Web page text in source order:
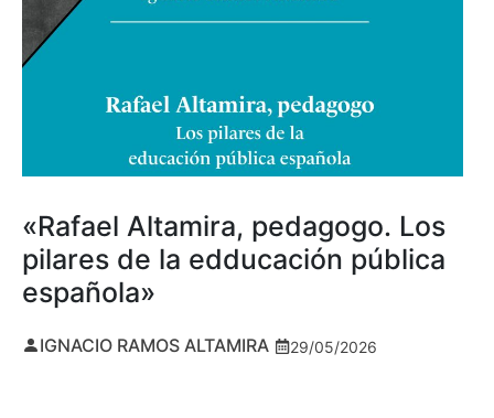
«Rafael Altamira, pedagogo. Los
pilares de la edducación pública
española»
IGNACIO RAMOS ALTAMIRA 29/05/2026